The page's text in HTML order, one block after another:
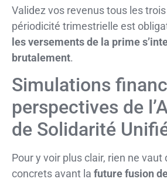
Validez vos revenus tous les
périodicité trimestrielle est
les versements de la prime
brutalement.
Simulations
perspectives de
de Solidarité
Pour y voir plus clair, rien ne
concrets avant la future fusion